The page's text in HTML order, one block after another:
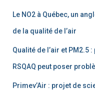
Le NO2 à Québec, un
de la qualité de l’air
Qualité de l’air et PM2.5
RSQAQ peut poser
Primev’Air : projet de